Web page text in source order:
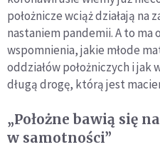
położnicze wciąż działają na
nastaniem pandemii. A to ma
wspomnienia, jakie młode
oddziałów położniczych i jak
długą drogę, którą jest
„Położne bawią się
w samotności”